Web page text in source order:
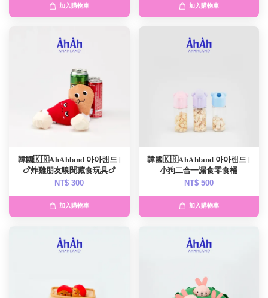
加入購物車 加入購物車
韓國🇰🇷AhAhland 아아랜드 |
🍗炸雞朋友嗅聞藏食玩具🍗
NT$ 300
加入購物車
韓國🇰🇷AhAhland 아아랜드 |
小狗二合一漏食零食桶
NT$ 500
加入購物車